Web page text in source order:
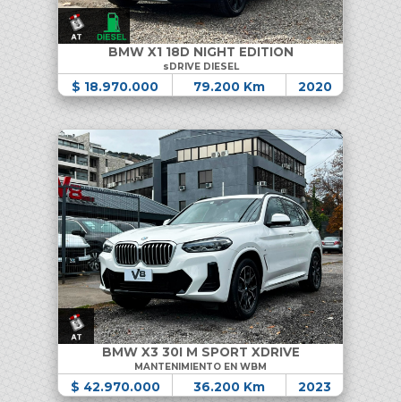
BMW X1 18D NIGHT EDITION
sDRIVE DIESEL
$ 18.970.000 79.200 Km 2020
BMW X3 30I M SPORT XDRIVE
MANTENIMIENTO EN WBM
$ 42.970.000 36.200 Km 2023